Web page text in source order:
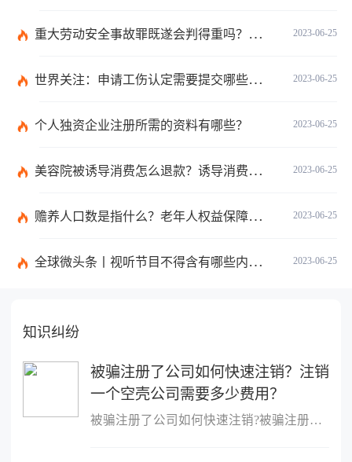
2023-06-25
重大劳动安全事故罪既遂会判得重吗？重大劳动安全事故罪与玩忽职守罪的界限是什么？_世界速看
2023-06-25
世界关注：申请工伤认定需要提交哪些材料？提出工伤认定申请依据是什么？
2023-06-25
个人独资企业注册所需的资料有哪些？
2023-06-25
美容院被诱导消费怎么退款？诱导消费多少钱可以立案？ 当前短讯
2023-06-25
赡养人口数是指什么？老年人权益保障法第十四条的内容是什么？
2023-06-25
全球微头条丨视听节目不得含有哪些内容？网络视听监管新规的内容是什么？
知识纠纷
被骗注册了公司如何快速注销？注销
一个空壳公司需要多少费用？
被骗注册了公司如何快速注销?被骗注册公司想注销该公司的注销流程：